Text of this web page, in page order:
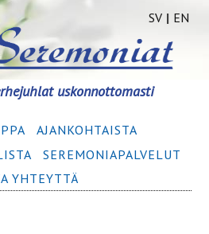
SV | EN
uskonnottomasti
AJANKOHTAISTA
SEREMONIA­­PALVELUT
YHTEYTTÄ